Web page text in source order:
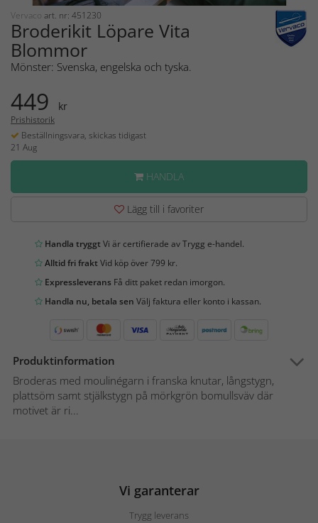
Vervaco art. nr: 451230
Broderikit Löpare Vita
Blommor
Mönster: Svenska, engelska och tyska.
449 kr
Prishistorik
Beställningsvara, skickas tidigast
21 Aug
HANDLA
Lägg till i favoriter
Handla tryggtVi är certifierade av Trygg e-handel.
Alltid fri fraktVid köp över 799 kr.
Expressleverans Få ditt paket redan imorgon.
Handla nu, betala sen Välj faktura eller konto i kassan.
Produktinformation
Broderas med moulinégarn i franska knutar, långstygn,
plattsöm samt stjälkstygn på mörkgrön bomullsväv där
motivet är ri...
Vi garanterar
Trygg leverans